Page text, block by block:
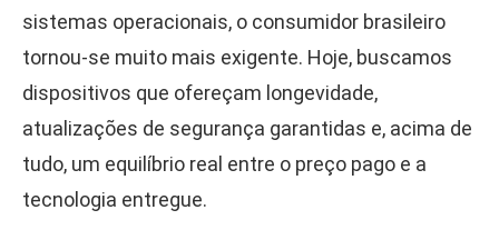
sistemas operacionais, o consumidor brasileiro
tornou-se muito mais exigente. Hoje, buscamos
dispositivos que ofereçam longevidade,
atualizações de segurança garantidas e, acima de
tudo, um equilíbrio real entre o preço pago e a
tecnologia entregue.